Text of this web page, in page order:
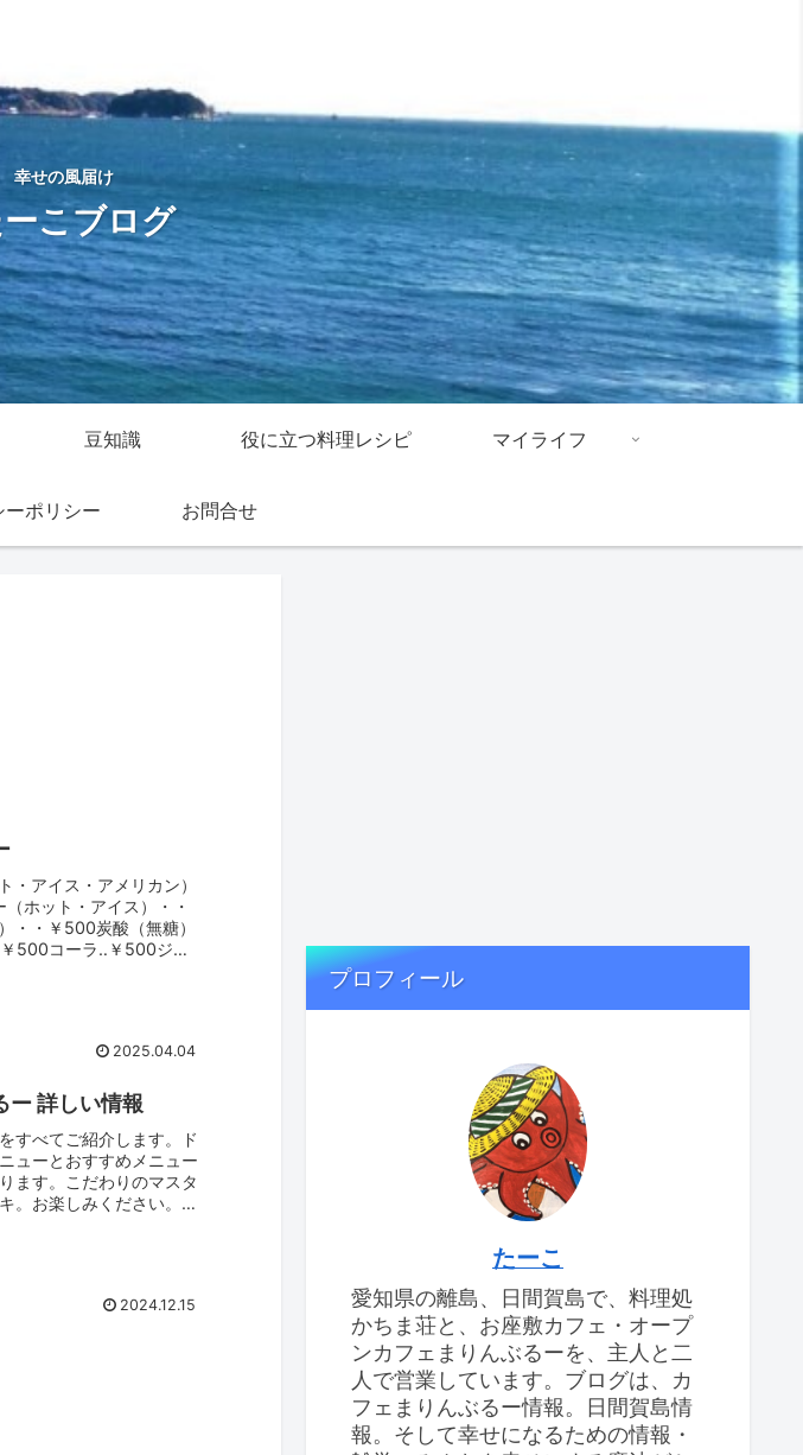
幸せの風届け
こブログ
豆知識 役に立つ料理レシピ マイライフ
ーポリシー お問合せ
・アイス・アメリカン）
ホット・アイス）・・
・・￥500炭酸（無糖）
500コーラ‥￥500ジ
2025.04.04
ー 詳しい情報
すべてご紹介します。ド
ューとおすすめメニュー
ます。こだわりのマスタ
。お楽しみください。カ
2024.12.15
プロフィール
たーこ
愛知県の離島、日間賀島で、料理処
かちま荘と、お座敷カフェ・オープ
ンカフェまりんぶるーを、主人と二
人で営業しています。ブログは、カ
フェまりんぶるー情報。日間賀島情
報。そして幸せになるための情報・